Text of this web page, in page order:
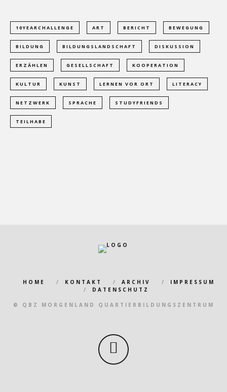
10YEARCHALLENGE ART BERICHT BEWEGUNG
BILDUNG BILDUNGSLANDSCHAFT DISKUSSION
ERZÄHLEN GESELLSCHAFT KOOPERATION
KULTUR KUNST LERNEN VOR ORT LITERACY
NETZWERK SPRACHE STUDYFRIENDS
TEILHABE
HOME KONTAKT ARCHIV
IMPRESSUM
DATENSCHUTZ
© QBZ MORGENLAND QUARTIERBILDUNGSZENTRUM